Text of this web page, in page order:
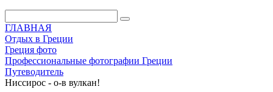
ГЛАВНАЯ
Отдых в Греции
Греция фото
Профессиональные фотографии Греции
Путеводитель
Ниссирос - о-в вулкан!